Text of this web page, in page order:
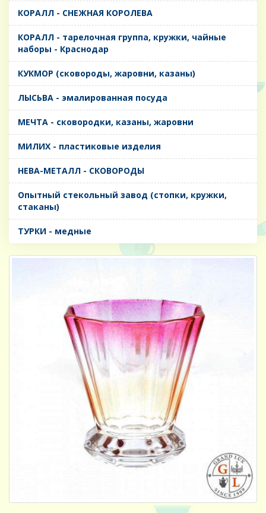
КОРАЛЛ - СНЕЖНАЯ КОРОЛЕВА
КОРАЛЛ - тарелочная группа, кружки, чайные
наборы - Краснодар
КУКМОР (сковороды, жаровни, казаны)
ЛЫСЬВА - эмалированная посуда
МЕЧТА - сковородки, казаны, жаровни
МИЛИХ - пластиковые изделия
НЕВА-МЕТАЛЛ - СКОВОРОДЫ
Опытный стекольный завод (стопки, кружки,
стаканы)
ТУРКИ - медные